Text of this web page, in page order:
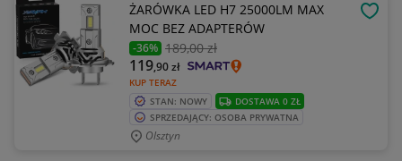
ŻARÓWKA LED H7 25000LM MAX
MOC BEZ ADAPTERÓW
-36% 189,00 zł
KUP TERAZ
119,90zł
STAN: NOWY
DOSTAWA 0 ZŁ
SPRZEDAJĄCY: OSOBA PRYWATNA
Olsztyn